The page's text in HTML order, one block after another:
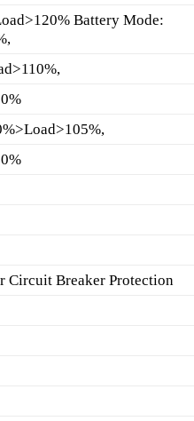
Battery Mode:
Circuit Breaker Protection